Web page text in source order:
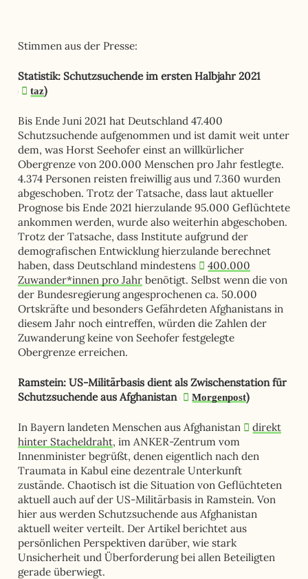
Stimmen aus der Presse:
Statistik: Schutzsuchende im ersten Halbjahr 2021
(
taz)
Bis Ende Juni 2021 hat Deutschland 47.400
Schutzsuchende aufgenommen und ist damit weit unter
dem, was Horst Seehofer einst an willkürlicher
Obergrenze von 200.000 Menschen pro Jahr festlegte.
4.374 Personen reisten freiwillig aus und 7.360 wurden
abgeschoben. Trotz der Tatsache, dass laut aktueller
Prognose bis Ende 2021 hierzulande 95.000 Geflüchtete
ankommen werden, wurde also weiterhin abgeschoben.
Trotz der Tatsache, dass Institute aufgrund der
demografischen Entwicklung hierzulande berechnet
haben, dass Deutschland mindestens
400.000
Zuwander*innen pro Jahrbenötigt. Selbst wenn die von
der Bundesregierung angesprochenen ca. 50.000
Ortskräfte und besonders Gefährdeten Afghanistans in
diesem Jahr noch eintreffen, würden die Zahlen der
Zuwanderung keine von Seehofer festgelegte
Obergrenze erreichen.
Ramstein: US-Militärbasis dient als Zwischenstation für
Schutzsuchende aus Afghanistan (
Morgenpost)
In Bayern landeten Menschen aus Afghanistan
direkt
hinter Stacheldraht, im ANKER-Zentrum vom
Innenminister begrüßt, denen eigentlich nach den
Traumata in Kabul eine dezentrale Unterkunft
zustände. Chaotisch ist die Situation von Geflüchteten
aktuell auch auf der US-Militärbasis in Ramstein. Von
hier aus werden Schutzsuchende aus Afghanistan
aktuell weiter verteilt. Der Artikel berichtet aus
persönlichen Perspektiven darüber, wie stark
Unsicherheit und Überforderung bei allen Beteiligten
gerade überwiegt.